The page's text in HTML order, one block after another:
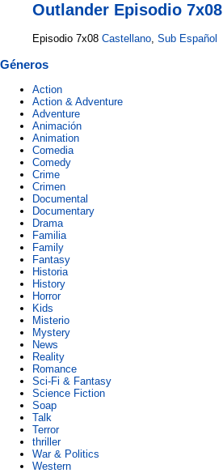
Outlander Episodio 7x08
Episodio 7x08 Castellano, Sub Español
Géneros
Action
Action & Adventure
Adventure
Animación
Animation
Comedia
Comedy
Crime
Crimen
Documental
Documentary
Drama
Familia
Family
Fantasy
Historia
History
Horror
Kids
Misterio
Mystery
News
Reality
Romance
Sci-Fi & Fantasy
Science Fiction
Soap
Talk
Terror
thriller
War & Politics
Western